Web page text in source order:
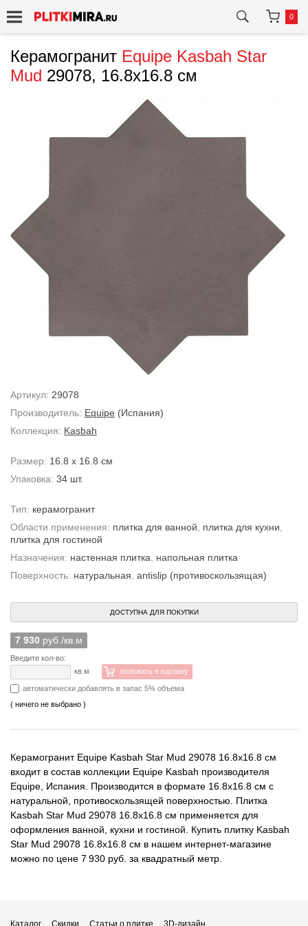
0
Керамогранит Equipe Kasbah Star
Mud 29078, 16.8x16.8 см
Артикул: 29078
Производитель: Equipe (Испания)
Коллекция: Kasbah
Размер: 16.8 x 16.8 см
Упаковка: 34 шт.
Тип: керамогранит
Области применения: плитка для ванной плитка для кухни
плитка для гостиной
Назначения: настенная плитка
напольная плитка
Поверхность: натуральная antislip (противоскользящая)
ДОСТУПНА ДЛЯ ПОКУПКИ
7 930 руб./кв.м
Введите кол-во:
кв.м
положить в корзину
автоматически добавлять в запас 5% объема
( ничего не выбрано )
Керамогранит Equipe Kasbah Star Mud 29078 16.8x16.8 см
входит в состав коллекции Equipe Kasbah производителя
Equipe, Испания. Производится в формате 16.8x16.8 см с
натуральной, противоскользящей поверхностью. Плитка
Kasbah Star Mud 29078 16.8x16.8 см применяется для
оформления ванной, кухни и гостиной. Купить плитку Kasbah
Star Mud 29078 16.8x16.8 см в нашем интернет-магазине
можно по цене 7 930 руб. за квадратный метр.
Каталог Скидки Статьи о плитке 3D-дизайн